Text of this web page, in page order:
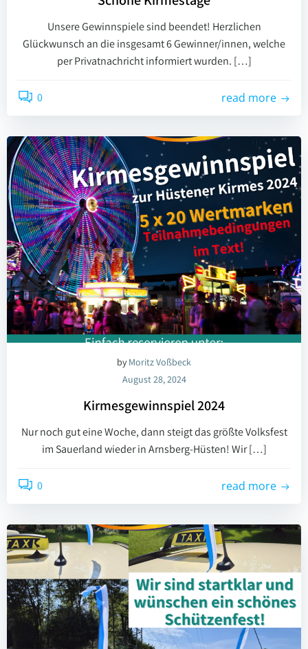
Unsere Gewinnspiele sind beendet! Herzlichen
Glückwunsch an die insgesamt 6 Gewinner/innen, welche
per Privatnachricht informiert wurden. […]
0 read more
by Moritz Voßbeck
August 28, 2024
Kirmesgewinnspiel 2024
Nur noch gut eine Woche, dann steigt das größte Volksfest
im Sauerland wieder in Arnsberg-Hüsten! Wir […]
0 read more